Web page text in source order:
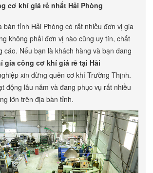
cơ khí giá rẻ nhất Hải Phòng
bàn tỉnh Hải Phòng có rất nhiều đơn vị gia
không phải đơn vị nào cũng uy tín, chất
cáo. Nếu bạn là khách hàng và bạn đang
gia công cơ khí giá rẻ tại Hải
xin đừng quên cơ khí Trường Thịnh.
động lâu năm và đang phục vụ rất nhiều
lớn trên địa bàn tỉnh.